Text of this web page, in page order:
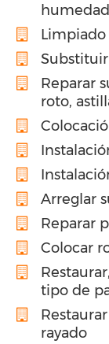
humedad
Substituir
Reparar
roto,
Arreglar
Reparar
Colocar
tipo de
rayado